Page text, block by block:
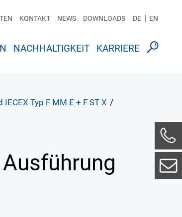
DE EN
KONTAKT NEWS DOWNLOADS
NACHHALTIGKEIT KARRIERE
Typ F MM E + F ST X /